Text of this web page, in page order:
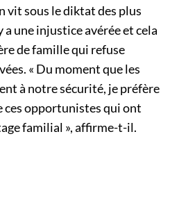
vit sous le diktat des plus
une injustice avérée et cela
de famille qui refuse
« Du moment que les
à notre sécurité, je préfère
opportunistes qui ont
familial », affirme-t-il.